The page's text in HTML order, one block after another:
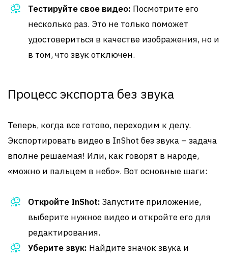
Тестируйте свое видео: Посмотрите его
несколько раз. Это не только поможет
удостовериться в качестве изображения, но и
в том, что звук отключен.
Процесс экспорта без звука
Теперь, когда все готово, переходим к делу.
Экспортировать видео в InShot без звука – задача
вполне решаемая! Или, как говорят в народе,
«можно и пальцем в небо». Вот основные шаги:
Откройте InShot: Запустите приложение,
выберите нужное видео и откройте его для
редактирования.
Уберите звук: Найдите значок звука и